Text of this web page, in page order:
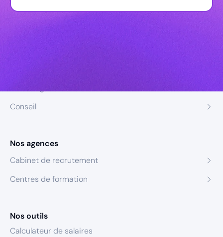
Conseil
Nos agences
Cabinet de recrutement
Centres de formation
Nos outils
Calculateur de salaires